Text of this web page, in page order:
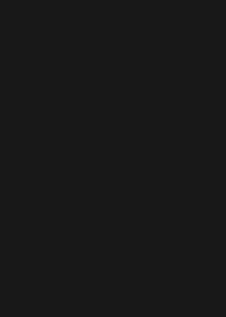
والخصائص الميكانيكية
مزاياها وعيوبها بشكل كامل.